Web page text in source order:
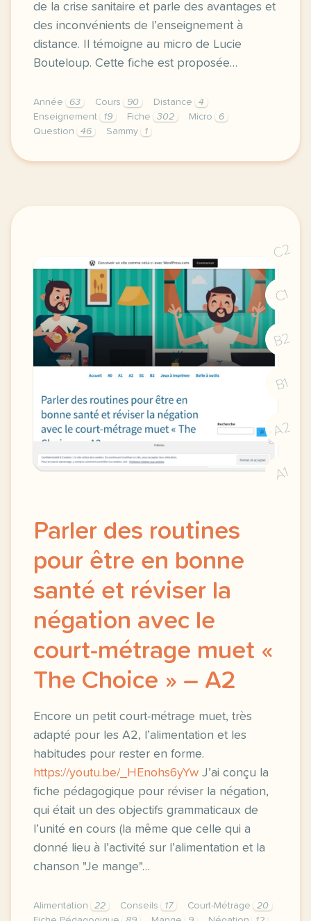
de la crise sanitaire et parle des avantages et
des inconvénients de l’enseignement à
distance. Il témoigne au micro de Lucie
Bouteloup. Cette fiche est proposée…
Année 63 Cours 90 Distance
4
Enseignement
19 Fiche 302 Micro
6
Question
46 Sammy 1
fiche b1 le temoignage de sammy donner son
C2
C1
B2
B1
A2
A1
Parler des routines
pour être en bonne
santé et réviser la
négation avec le
court-métrage muet «
The Choice » – A2
Encore un petit court-métrage muet, très
adapté pour les A2, l’alimentation et les
habitudes pour rester en forme.
https://youtu.be/_HEnohs6yYw J’ai conçu la
fiche pédagogique pour réviser la négation,
qui était un des objectifs grammaticaux de
l’unité en cours (la même que celle qui a
donné lieu à l’activité sur l’alimentation et la
chanson "Je mange"…
Alimentation 22 Conseils 17 Court-Métrage
20